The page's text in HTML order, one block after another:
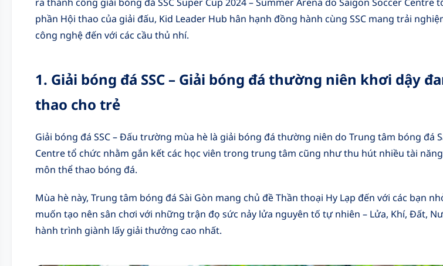
phần Hội thao của giải đấu, Kid Leader Hub hân hạnh đồng hành cùng SSC mang trải
công nghệ đến với các cầu thủ nhí.
1. Giải bóng đá SSC – Giải bóng đá thường niên khơi dậy
thao cho trẻ
Giải bóng đá SSC – Đấu trường mùa hè là giải bóng đá thường niên do Trung tâm bóng đá
Centre tổ chức nhằm gắn kết các học viên trong trung tâm cũng như thu hút nhiều tài
môn thể thao bóng đá.
Mùa hè này, Trung tâm bóng đá Sài Gòn mang chủ đề Thần thoại Hy Lạp đến với các bạn
muốn tạo nên sân chơi với những trận đọ sức nảy lửa nguyên tố tự nhiên – Lửa, Khí, Đất,
hành trình giành lấy giải thưởng cao nhất.